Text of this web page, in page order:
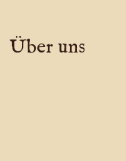
Über uns